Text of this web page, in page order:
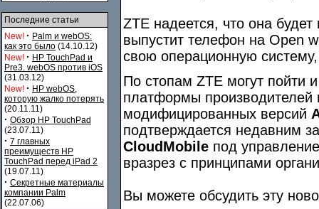
Последние статьи
New! · Palm и webOS:
как это было (14.10.12)
New! · HP TouchPad и
Pre3. webOS против iOS
(31.03.12)
New! · HP webOS,
которую жалко потерять
(20.11.11)
· Обзор HP TouchPad
(23.07.11)
· 7 главных
преимуществ HP
TouchPad перед iPad 2
(19.07.11)
· Секретные материалы
компании Palm
(22.07.06)
ZTE надеется, что она
выпустит телефон на Open
свою операционную
По стопам ZTE могут пойти
платформы производителей
модифицированных версий
подтверждается недавним
CloudMobile под
вразрез с принципами
Вы можете обсудить эту